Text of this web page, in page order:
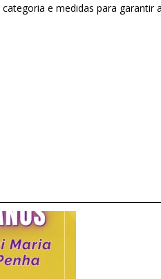
e medidas para